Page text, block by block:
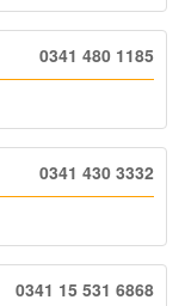
0341 480 1185
0341 430 3332
0341 15 531 6868